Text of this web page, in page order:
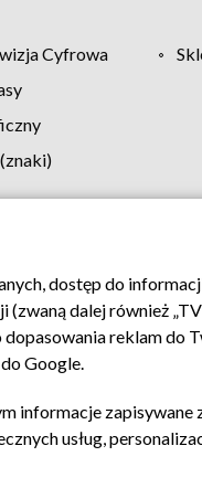
Cyfrowa
Kontakt
dostęp do
dalej również
reklam do
Google.
informacje
usług,